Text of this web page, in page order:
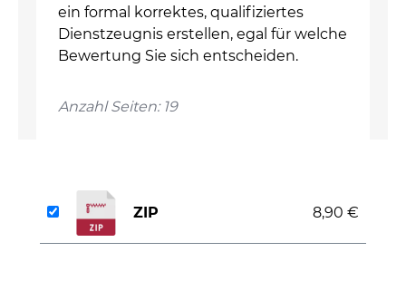
ein formal korrektes, qualifiziertes
Dienstzeugnis erstellen, egal für welche
Bewertung Sie sich entscheiden.
Anzahl Seiten: 19
ZIP 8,90 €